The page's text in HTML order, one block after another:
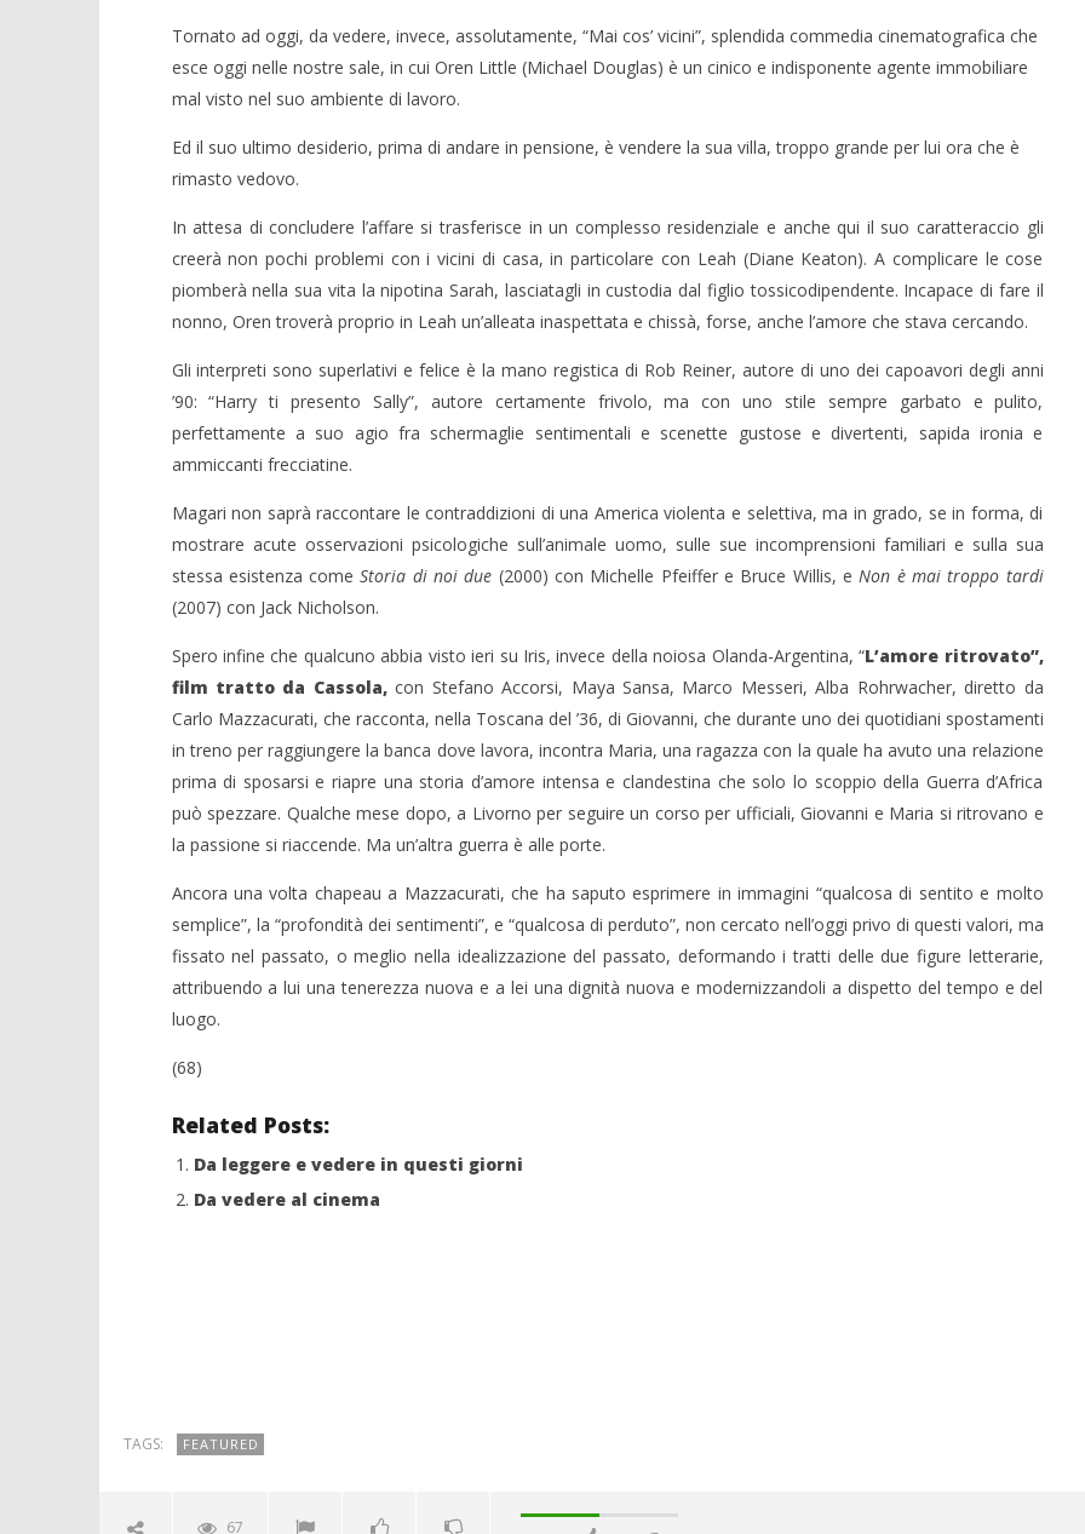
Tornato ad oggi, da vedere, invece, assolutamente, “Mai cos’ vicini”, splendida commedia cinematografica che
esce oggi nelle nostre sale, in cui Oren Little (Michael Douglas) è un cinico e indisponente agente immobiliare
mal visto nel suo ambiente di lavoro.
Ed il suo ultimo desiderio, prima di andare in pensione, è vendere la sua villa, troppo grande per lui ora che è
rimasto vedovo.
In attesa di concludere l’affare si trasferisce in un complesso residenziale e anche qui il suo caratteraccio gli
creerà non pochi problemi con i vicini di casa, in particolare con Leah (Diane Keaton). A complicare le cose
piomberà nella sua vita la nipotina Sarah, lasciatagli in custodia dal figlio tossicodipendente. Incapace di fare il
nonno, Oren troverà proprio in Leah un’alleata inaspettata e chissà, forse, anche l’amore che stava cercando.
Gli interpreti sono superlativi e felice è la mano registica di Rob Reiner, autore di uno dei capoavori degli anni
’90: “Harry ti presento Sally”, autore certamente frivolo, ma con uno stile sempre garbato e pulito,
perfettamente a suo agio fra schermaglie sentimentali e scenette gustose e divertenti, sapida ironia e
ammiccanti frecciatine.
Magari non saprà raccontare le contraddizioni di una America violenta e selettiva, ma in grado, se in forma, di
mostrare acute osservazioni psicologiche sull’animale uomo, sulle sue incomprensioni familiari e sulla sua
stessa esistenza comeStoria di noi due (2000) con Michelle Pfeiffer e Bruce Willis, eNon è mai troppo tardi
(2007) con Jack Nicholson.
Spero infine che qualcuno abbia visto ieri su Iris, invece della noiosa Olanda-Argentina, “L’amore ritrovato”,
film tratto da Cassola,con Stefano Accorsi, Maya Sansa, Marco Messeri, Alba Rohrwacher, diretto da
Carlo Mazzacurati, che racconta, nella Toscana del ’36, di Giovanni, che durante uno dei quotidiani spostamenti
in treno per raggiungere la banca dove lavora, incontra Maria, una ragazza con la quale ha avuto una relazione
prima di sposarsi e riapre una storia d’amore intensa e clandestina che solo lo scoppio della Guerra d’Africa
può spezzare. Qualche mese dopo, a Livorno per seguire un corso per ufficiali, Giovanni e Maria si ritrovano e
la passione si riaccende. Ma un’altra guerra è alle porte.
Ancora una volta chapeau a Mazzacurati, che ha saputo esprimere in immagini “qualcosa di sentito e molto
semplice”, la “profondità dei sentimenti”, e “qualcosa di perduto”, non cercato nell’oggi privo di questi valori, ma
fissato nel passato, o meglio nella idealizzazione del passato, deformando i tratti delle due figure letterarie,
attribuendo a lui una tenerezza nuova e a lei una dignità nuova e modernizzandoli a dispetto del tempo e del
luogo.
(68)
Related Posts:
Da leggere e vedere in questi giorni
Da vedere al cinema
TAGS: FEATURED
67